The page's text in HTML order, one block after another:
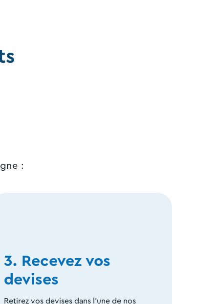
:
3. Recevez vos
devises
Retirez vos devises dans l'une de nos